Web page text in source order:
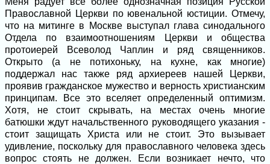
Православной Церкви по ювенальной юстиции. Отмечу,
что на митинге в Москве выступал глава синодального
Отдела по взаимоотношениям Церкви и общества
протоиерей Всеволод Чаплин и ряд священников.
Открыто (а не потихоньку, на кухне, как многие)
поддержал нас также ряд архиереев нашей Церкви,
проявив гражданское мужество и верность христианским
принципам. Все это вселяет определенный оптимизм.
Хотя, не стоит скрывать, на местах очень многие
батюшки ждут начальственного руководящего указания -
стоит защищать Христа или не стоит. Это вызывает
удивление, поскольку для православного человека здесь
вопрос стоять не должен. Если возникает нечто, что